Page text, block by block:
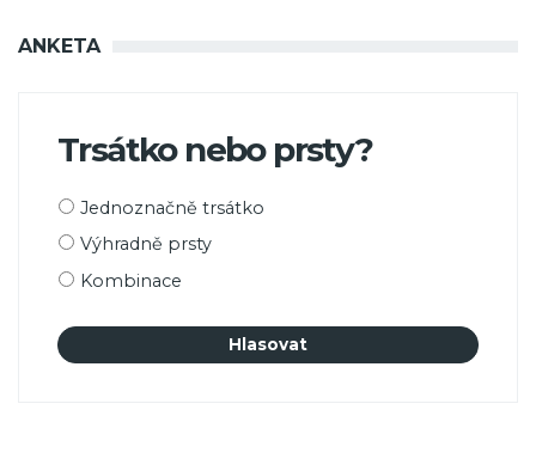
ANKETA
Trsátko nebo prsty?
Možnosti
Jednoznačně trsátko
Výhradně prsty
Kombinace